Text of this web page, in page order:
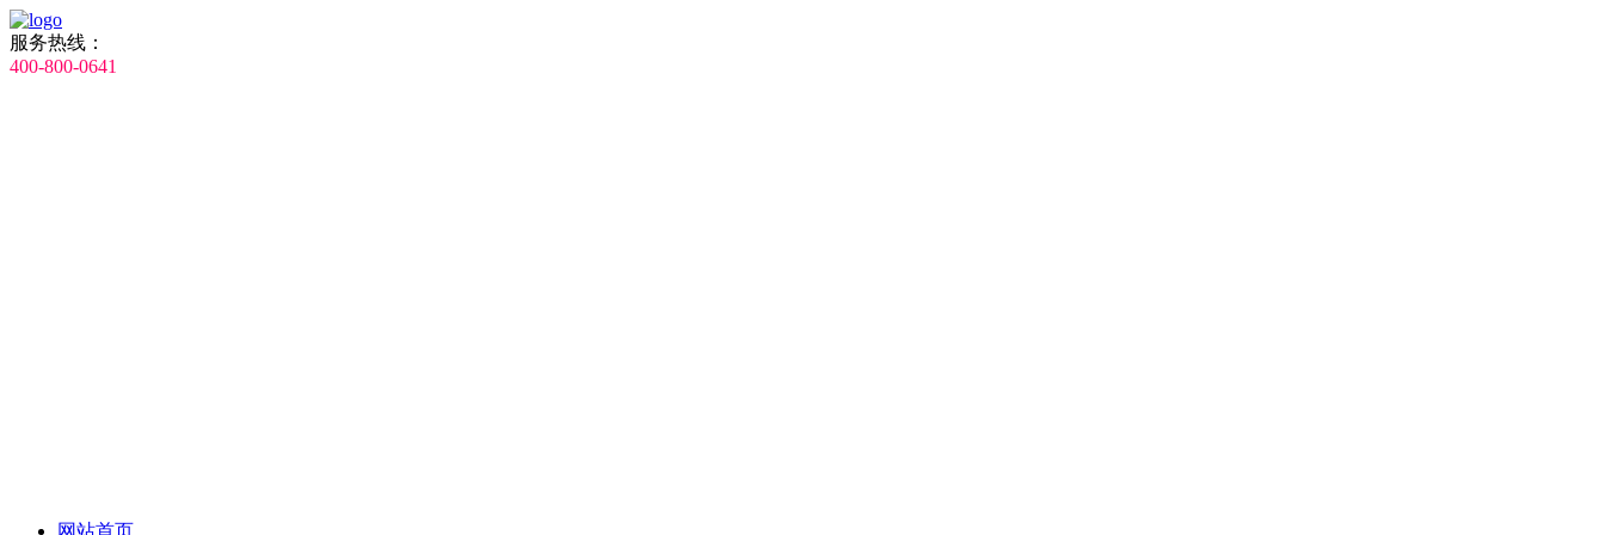
服务热线：
400-800-0641
网站首页